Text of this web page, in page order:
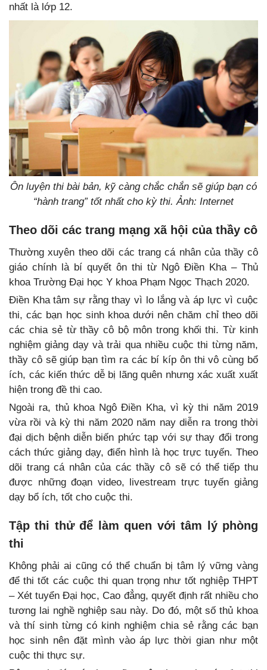
nhất là lớp 12.
Ôn luyện thi bài bản, kỹ càng chắc chắn sẽ giúp bạn có
“hành trang” tốt nhất cho kỳ thi. Ảnh: Internet
Theo dõi các trang mạng xã hội của thầy cô
Thường xuyên theo dõi các trang cá nhân của thầy cô
giáo chính là bí quyết ôn thi từ Ngô Điền Kha – Thủ
khoa Trường Đại học Y khoa Phạm Ngọc Thạch 2020.
Điền Kha tâm sự rằng thay vì lo lắng và áp lực vì cuộc
thi, các bạn học sinh khoa dưới nên chăm chỉ theo dõi
các chia sẻ từ thầy cô bộ môn trong khối thi. Từ kinh
nghiệm giảng dạy và trải qua nhiều cuộc thi từng năm,
thầy cô sẽ giúp bạn tìm ra các bí kíp ôn thi vô cùng bổ
ích, các kiến thức dễ bị lãng quên nhưng xác xuất xuất
hiện trong đề thi cao.
Ngoài ra, thủ khoa Ngô Điền Kha, vì kỳ thi năm 2019
vừa rồi và kỳ thi năm 2020 năm nay diễn ra trong thời
đại dịch bệnh diễn biến phức tạp với sự thay đổi trong
cách thức giảng dạy, điển hình là học trực tuyến. Theo
dõi trang cá nhân của các thầy cô sẽ có thể tiếp thu
được những đoạn video, livestream trực tuyến giảng
dạy bổ ích, tốt cho cuộc thi.
Tập thi thử để làm quen với tâm lý phòng
thi
Không phải ai cũng có thể chuẩn bị tâm lý vững vàng
để thi tốt các cuộc thi quan trọng như tốt nghiệp THPT
– Xét tuyển Đại học, Cao đẳng, quyết định rất nhiều cho
tương lai nghề nghiệp sau này. Do đó, một số thủ khoa
và thí sinh từng có kinh nghiệm chia sẻ rằng các bạn
học sinh nên đặt mình vào áp lực thời gian như một
cuộc thi thực sự.